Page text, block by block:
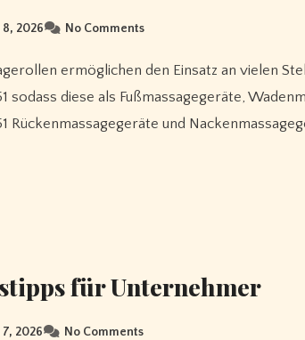
2026 No Comments
diese als Fußmassagegeräte,
Rückenmassagegeräte und
für Unternehmer
2026 No Comments